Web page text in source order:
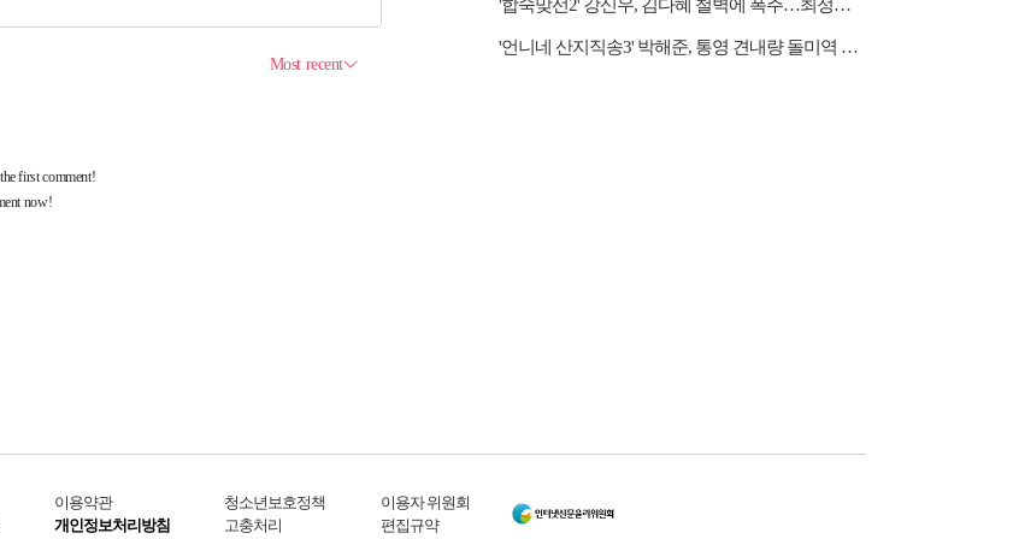
'합숙맞선2' 강신우, 김다혜 철벽에 폭주…최정윤 두고 이인권·권예찬·문성모 경쟁
'언니네 산지직송3' 박해준, 통영 견내량 돌미역 조업 합류…루지 체험
이용약관
개인정보처리방침
청소년보호정책
고충처리
이용자 위원회
편집규약